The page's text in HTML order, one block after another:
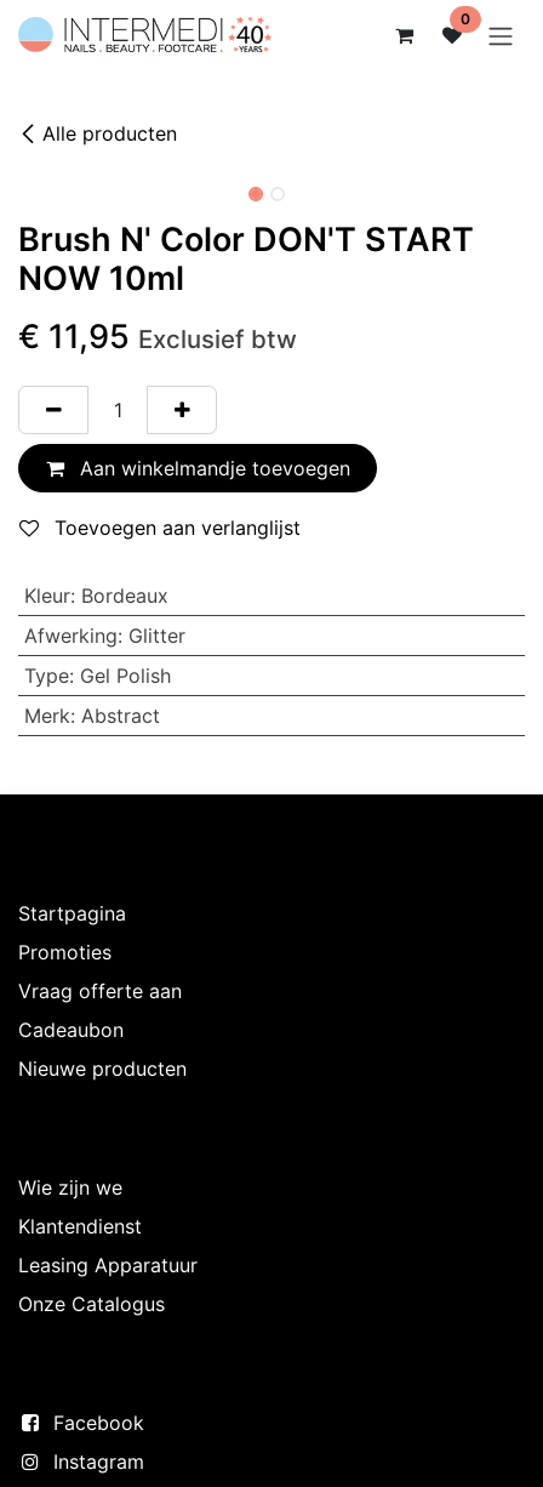
Overslaan naar inhoud 0
Alle producten
Niet op voorraad
Brush N' Color DON'T START
NOW 10ml
€ 11,95 Exclusief btw
Aan winkelmandje toevoegen
Toevoegen aan verlanglijst
Kleur: Bordeaux
Afwerking: Glitter
Type: Gel Polish
Merk: Abstract
Startpagina
Promoties
Vraag offerte aan
Cadeaubon
Nieuwe producten
Wie zijn we
Klantendienst
Leasing Apparatuur
Onze Catalogus
Facebook
Instagram